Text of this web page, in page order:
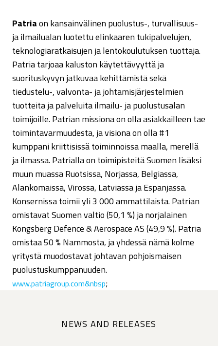
Patriaon kansainvälinen puolustus-, turvallisuus-
ja ilmailualan luotettu elinkaaren tukipalvelujen,
teknologiaratkaisujen ja lentokoulutuksen tuottaja.
Patria tarjoaa kaluston käytettävyyttä ja
suorituskyvyn jatkuvaa kehittämistä sekä
tiedustelu-, valvonta- ja johtamisjärjestelmien
tuotteita ja palveluita ilmailu- ja puolustusalan
toimijoille. Patrian missiona on olla asiakkailleen tae
toimintavarmuudesta, ja visiona on olla #1
kumppani kriittisissä toiminnoissa maalla, merellä
ja ilmassa. Patrialla on toimipisteitä Suomen lisäksi
muun muassa Ruotsissa, Norjassa, Belgiassa,
Alankomaissa, Virossa, Latviassa ja Espanjassa.
Konsernissa toimii yli 3 000 ammattilaista. Patrian
omistavat Suomen valtio (50,1 %) ja norjalainen
Kongsberg Defence & Aerospace AS (49,9 %). Patria
omistaa 50 % Nammosta, ja yhdessä nämä kolme
yritystä muodostavat johtavan pohjoismaisen
puolustuskumppanuuden.
www.patriagroup.com&nbsp;
NEWS AND RELEASES